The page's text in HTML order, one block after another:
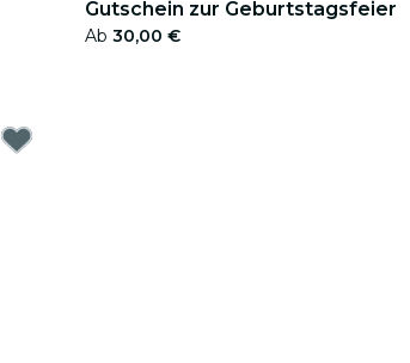
Gutschein zur Geburtstagsfeier
Ab 30,00 €